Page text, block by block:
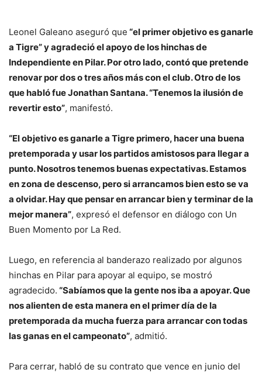
Leonel Galeano aseguró que “el primer objetivo es ganarle
a Tigre” y agradeció el apoyo de los hinchas de
Independiente en Pilar. Por otro lado, contó que pretende
renovar por dos o tres años más con el club. Otro de los
que habló fue Jonathan Santana. “Tenemos la ilusión de
revertir esto”, manifestó.
“El objetivo es ganarle a Tigre primero, hacer una buena
pretemporada y usar los partidos amistosos para llegar a
punto. Nosotros tenemos buenas expectativas. Estamos
en zona de descenso, pero si arrancamos bien esto se va
a olvidar. Hay que pensar en arrancar bien y terminar de la
mejor manera”, expresó el defensor en diálogo con Un
Buen Momento por La Red.
Luego, en referencia al banderazo realizado por algunos
hinchas en Pilar para apoyar al equipo, se mostró
agradecido. “Sabíamos que la gente nos iba a apoyar. Que
nos alienten de esta manera en el primer día de la
pretemporada da mucha fuerza para arrancar con todas
las ganas en el campeonato”, admitió.
Para cerrar, habló de su contrato que vence en junio del